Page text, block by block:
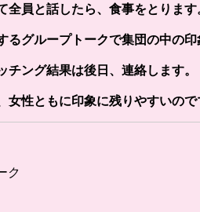
員と話したら、食事をとりま
グループトークで集団の中の
ング結果は後日、連絡します。
性ともに印象に残りやすいので
ク